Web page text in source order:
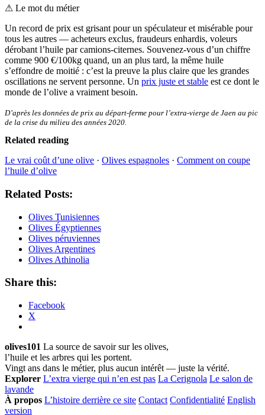
⚠ Le mot du métier
Un record de prix est grisant pour un spéculateur et misérable pour
tous les autres — acheteurs exclus, fraudeurs enhardis, voleurs
dérobant l’huile par camions-citernes. Souvenez-vous d’un chiffre
comme 900 €/100kg quand, un an plus tard, la même huile
s’effondre de moitié : c’est la preuve la plus claire que les grandes
oscillations ne servent personne. Un prix juste et stable est ce dont le
monde de l’olive a vraiment besoin.
D’après les données de prix au départ-ferme pour l’extra-vierge de Jaen au pic
de la crise du milieu des années 2020.
Related reading
Le vrai coût d’une olive · Olives espagnoles · Comment on coupe
l’huile d’olive
Related Posts:
Olives Tunisiennes
Olives Égyptiennes
Olives péruviennes
Olives Argentines
Olives Athinolia
Share this:
Facebook
X
olives101 La source de savoir sur les olives,
l’huile et les arbres qui les portent.
Vingt ans dans le métier, plus aucun intérêt — juste la vérité.
Explorer L’extra vierge qui n’en est pas La Cerignola Le salon de
lavande
À propos L’histoire derrière ce site Contact Confidentialité English
version